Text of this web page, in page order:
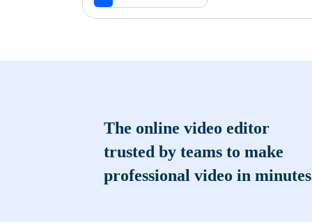
The online video editor
trusted by teams to make
professional video in minutes